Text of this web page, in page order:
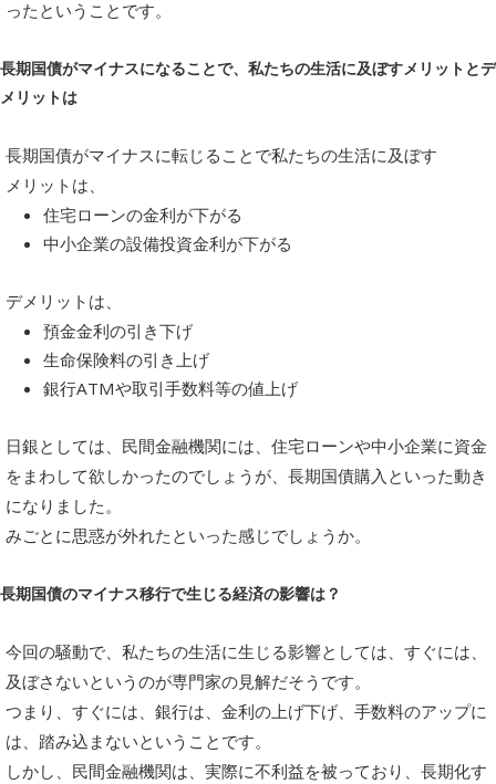
ったということです。
長期国債がマイナスになることで、私たちの生活に及ぼすメリットとデ
メリットは
長期国債がマイナスに転じることで私たちの生活に及ぼす
メリット は、
住宅ローンの金利が下がる
中小企業の設備投資金利が下がる
デメリット は、
預金金利の引き下げ
生命保険料の引き上げ
銀行ATMや取引手数料等の値上げ
日銀としては、民間金融機関には、住宅ローンや中小企業に資金
をまわして欲しかったのでしょうが、長期国債購入といった動き
になりました。
みごとに思惑が外れたといった感じでしょうか。
長期国債のマイナス移行で生じる経済の影響は？
今回の騒動で、私たちの生活に生じる影響としては、すぐには、
及ぼさないというのが専門家の見解だそうです。
つまり、すぐには、銀行は、金利の上げ下げ、手数料のアップに
は、踏み込まないということです。
しかし、民間金融機関は、実際に不利益を被っており、長期化す